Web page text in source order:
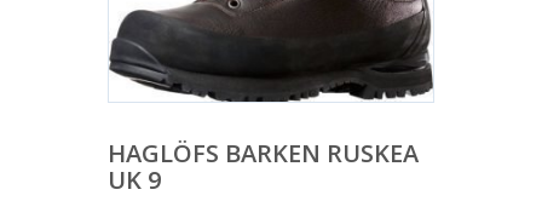
HAGLÖFS BARKEN RUSKEA
UK 9